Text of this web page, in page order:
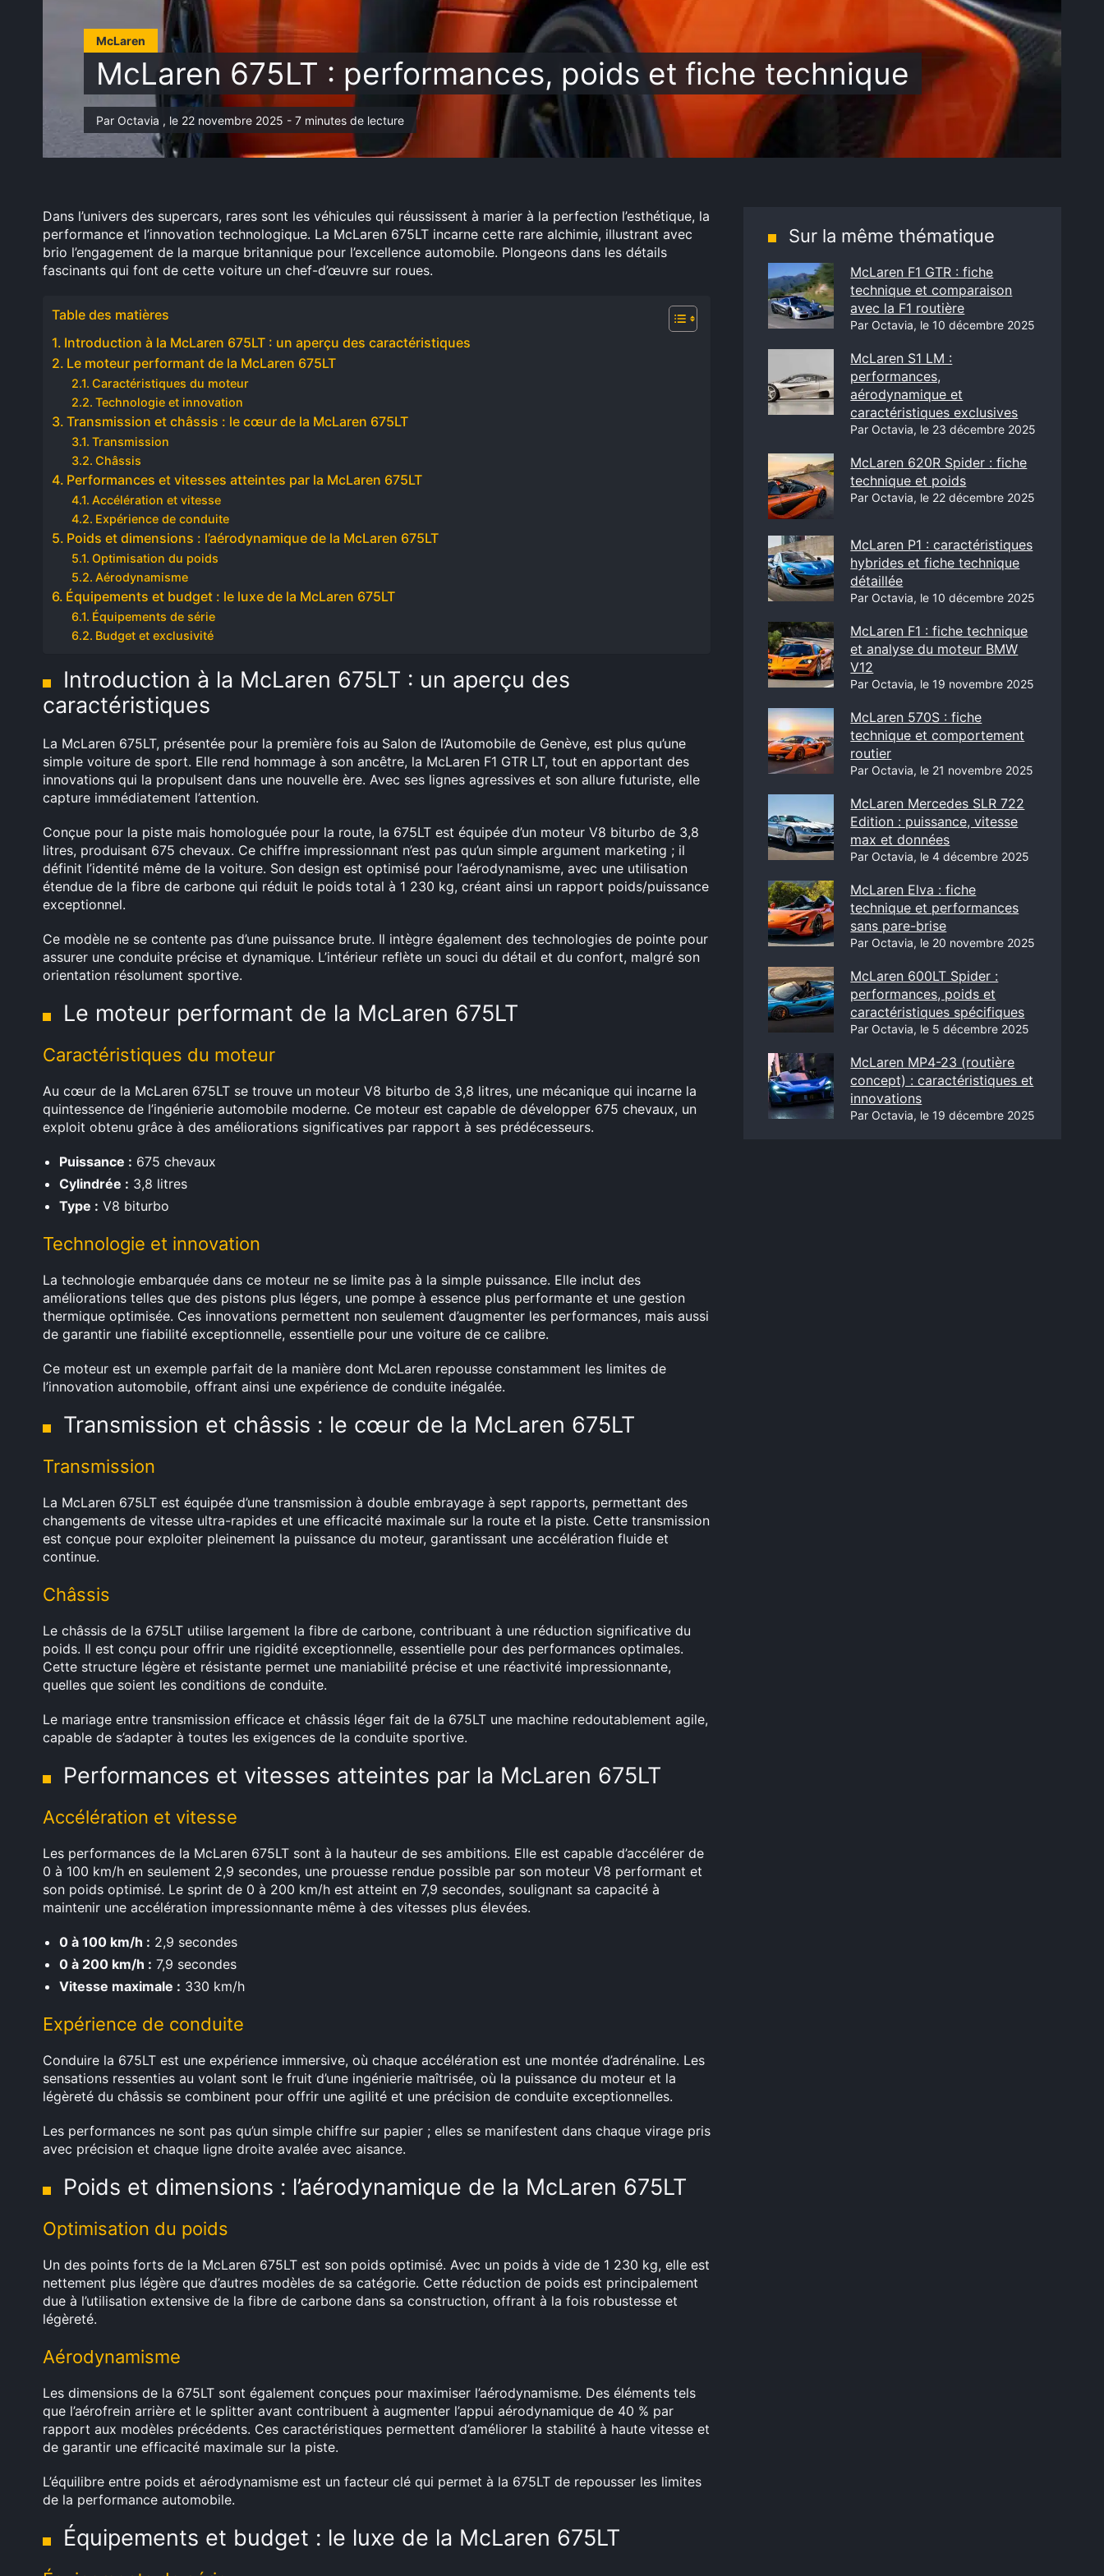
McLaren
McLaren 675LT : performances, poids et fiche technique
Par Octavia , le 22 novembre 2025 - 7 minutes de lecture
Dans l’univers des supercars, rares sont les véhicules qui réussissent à marier à la perfection l’esthétique, la
performance et l’innovation technologique. La McLaren 675LT incarne cette rare alchimie, illustrant avec
brio l’engagement de la marque britannique pour l’excellence automobile. Plongeons dans les détails
fascinants qui font de cette voiture un chef-d’œuvre sur roues.
Table des matières
Introduction à la McLaren 675LT : un aperçu des caractéristiques
Le moteur performant de la McLaren 675LT
Caractéristiques du moteur
Technologie et innovation
Transmission et châssis : le cœur de la McLaren 675LT
Transmission
Châssis
Performances et vitesses atteintes par la McLaren 675LT
Accélération et vitesse
Expérience de conduite
Poids et dimensions : l’aérodynamique de la McLaren 675LT
Optimisation du poids
Aérodynamisme
Équipements et budget : le luxe de la McLaren 675LT
Équipements de série
Budget et exclusivité
Introduction à la McLaren 675LT : un aperçu des
caractéristiques
La McLaren 675LT, présentée pour la première fois au Salon de l’Automobile de Genève, est plus qu’une
simple voiture de sport. Elle rend hommage à son ancêtre, la McLaren F1 GTR LT, tout en apportant des
innovations qui la propulsent dans une nouvelle ère. Avec ses lignes agressives et son allure futuriste, elle
capture immédiatement l’attention.
Conçue pour la piste mais homologuée pour la route, la 675LT est équipée d’un moteur V8 biturbo de 3,8
litres, produisant 675 chevaux. Ce chiffre impressionnant n’est pas qu’un simple argument marketing ; il
définit l’identité même de la voiture. Son design est optimisé pour l’aérodynamisme, avec une utilisation
étendue de la fibre de carbone qui réduit le poids total à 1 230 kg, créant ainsi un rapport poids/puissance
exceptionnel.
Ce modèle ne se contente pas d’une puissance brute. Il intègre également des technologies de pointe pour
assurer une conduite précise et dynamique. L’intérieur reflète un souci du détail et du confort, malgré son
orientation résolument sportive.
Le moteur performant de la McLaren 675LT
Caractéristiques du moteur
Au cœur de la McLaren 675LT se trouve un moteur V8 biturbo de 3,8 litres, une mécanique qui incarne la
quintessence de l’ingénierie automobile moderne. Ce moteur est capable de développer 675 chevaux, un
exploit obtenu grâce à des améliorations significatives par rapport à ses prédécesseurs.
Puissance : 675 chevaux
Cylindrée : 3,8 litres
Type : V8 biturbo
Technologie et innovation
La technologie embarquée dans ce moteur ne se limite pas à la simple puissance. Elle inclut des
améliorations telles que des pistons plus légers, une pompe à essence plus performante et une gestion
thermique optimisée. Ces innovations permettent non seulement d’augmenter les performances, mais aussi
de garantir une fiabilité exceptionnelle, essentielle pour une voiture de ce calibre.
Ce moteur est un exemple parfait de la manière dont McLaren repousse constamment les limites de
l’innovation automobile, offrant ainsi une expérience de conduite inégalée.
Transmission et châssis : le cœur de la McLaren 675LT
Transmission
La McLaren 675LT est équipée d’une transmission à double embrayage à sept rapports, permettant des
changements de vitesse ultra-rapides et une efficacité maximale sur la route et la piste. Cette transmission
est conçue pour exploiter pleinement la puissance du moteur, garantissant une accélération fluide et
continue.
Châssis
Le châssis de la 675LT utilise largement la fibre de carbone, contribuant à une réduction significative du
poids. Il est conçu pour offrir une rigidité exceptionnelle, essentielle pour des performances optimales.
Cette structure légère et résistante permet une maniabilité précise et une réactivité impressionnante,
quelles que soient les conditions de conduite.
Le mariage entre transmission efficace et châssis léger fait de la 675LT une machine redoutablement agile,
capable de s’adapter à toutes les exigences de la conduite sportive.
Performances et vitesses atteintes par la McLaren 675LT
Accélération et vitesse
Les performances de la McLaren 675LT sont à la hauteur de ses ambitions. Elle est capable d’accélérer de
0 à 100 km/h en seulement 2,9 secondes, une prouesse rendue possible par son moteur V8 performant et
son poids optimisé. Le sprint de 0 à 200 km/h est atteint en 7,9 secondes, soulignant sa capacité à
maintenir une accélération impressionnante même à des vitesses plus élevées.
0 à 100 km/h : 2,9 secondes
0 à 200 km/h : 7,9 secondes
Vitesse maximale : 330 km/h
Expérience de conduite
Conduire la 675LT est une expérience immersive, où chaque accélération est une montée d’adrénaline. Les
sensations ressenties au volant sont le fruit d’une ingénierie maîtrisée, où la puissance du moteur et la
légèreté du châssis se combinent pour offrir une agilité et une précision de conduite exceptionnelles.
Les performances ne sont pas qu’un simple chiffre sur papier ; elles se manifestent dans chaque virage pris
avec précision et chaque ligne droite avalée avec aisance.
Poids et dimensions : l’aérodynamique de la McLaren 675LT
Optimisation du poids
Un des points forts de la McLaren 675LT est son poids optimisé. Avec un poids à vide de 1 230 kg, elle est
nettement plus légère que d’autres modèles de sa catégorie. Cette réduction de poids est principalement
due à l’utilisation extensive de la fibre de carbone dans sa construction, offrant à la fois robustesse et
légèreté.
Aérodynamisme
Les dimensions de la 675LT sont également conçues pour maximiser l’aérodynamisme. Des éléments tels
que l’aérofrein arrière et le splitter avant contribuent à augmenter l’appui aérodynamique de 40 % par
rapport aux modèles précédents. Ces caractéristiques permettent d’améliorer la stabilité à haute vitesse et
de garantir une efficacité maximale sur la piste.
L’équilibre entre poids et aérodynamisme est un facteur clé qui permet à la 675LT de repousser les limites
de la performance automobile.
Équipements et budget : le luxe de la McLaren 675LT
Sur la même thématique
McLaren F1 GTR : fiche
technique et comparaison
avec la F1 routière
Par Octavia, le 10 décembre 2025
McLaren S1 LM :
performances,
aérodynamique et
caractéristiques exclusives
Par Octavia, le 23 décembre 2025
McLaren 620R Spider : fiche
technique et poids
Par Octavia, le 22 décembre 2025
McLaren P1 : caractéristiques
hybrides et fiche technique
détaillée
Par Octavia, le 10 décembre 2025
McLaren F1 : fiche technique
et analyse du moteur BMW
V12
Par Octavia, le 19 novembre 2025
McLaren 570S : fiche
technique et comportement
routier
Par Octavia, le 21 novembre 2025
McLaren Mercedes SLR 722
Edition : puissance, vitesse
max et données
Par Octavia, le 4 décembre 2025
McLaren Elva : fiche
technique et performances
sans pare-brise
Par Octavia, le 20 novembre 2025
McLaren 600LT Spider :
performances, poids et
caractéristiques spécifiques
Par Octavia, le 5 décembre 2025
McLaren MP4-23 (routière
concept) : caractéristiques et
innovations
Par Octavia, le 19 décembre 2025